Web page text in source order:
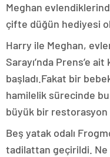
Meghan
çifte düğün hediyesi
Harry ile Meghan,
Sarayı’nda Prens’e
başladı.Fakat bir
hamilelik sürecinde
büyük bir restorasyon
Beş yatak odalı
tadilattan geçirildi. Ne